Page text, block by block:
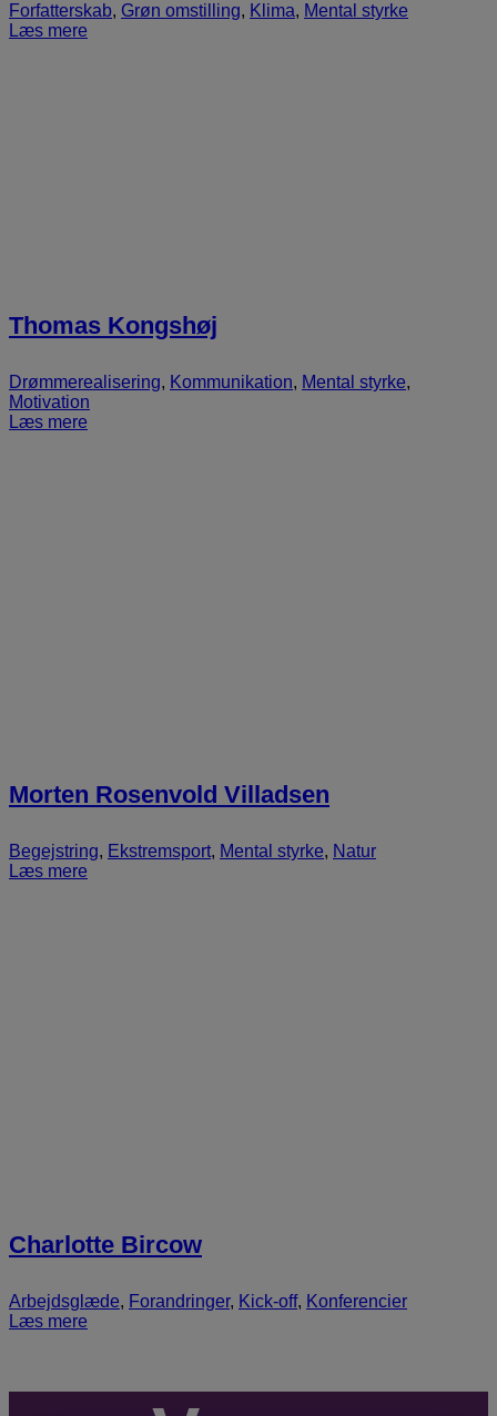
Forfatterskab, Grøn omstilling, Klima, Mental styrke
Læs mere
Thomas Kongshøj
Drømmerealisering, Kommunikation, Mental styrke,
Motivation
Læs mere
Morten Rosenvold Villadsen
Begejstring, Ekstremsport, Mental styrke, Natur
Læs mere
Charlotte Bircow
Arbejdsglæde, Forandringer, Kick-off, Konferencier
Læs mere